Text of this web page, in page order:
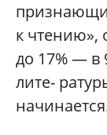
к чтению»,
до 17% — в
лите-